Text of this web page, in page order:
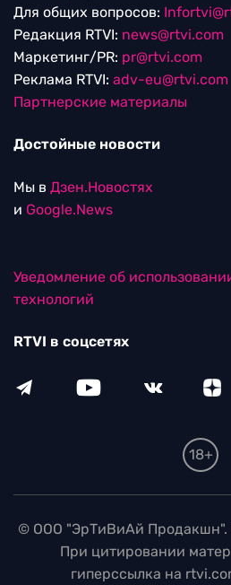
Для общих вопросов:
Редакция RTVI: news@rtvi.com
Маркетинг/PR: pr@rtvi.com
Реклама RTVI: adv-eu@rtvi.com
Партнерские материалы
Достойные новости
Мы в Дзен.Новостях
и Google.News
Уведомление об
технологий
RTVI в соцсетях
18+
© ООО "ЭрТиВиАй Продакшн".
При цитировании
гиперссылка на